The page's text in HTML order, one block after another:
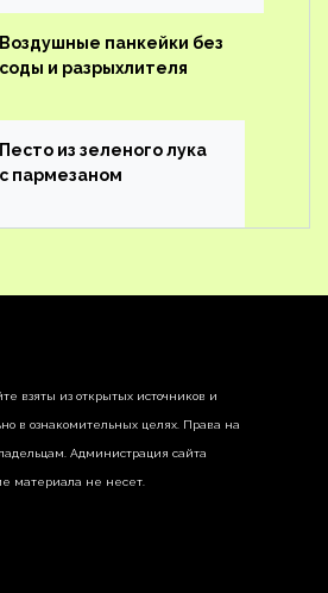
Воздушные панкейки без
соды и разрыхлителя
Песто из зеленого лука
с пармезаном
взяты из открытых источников и
в ознакомительных целях. Права на
Администрация сайта
материала не несет.